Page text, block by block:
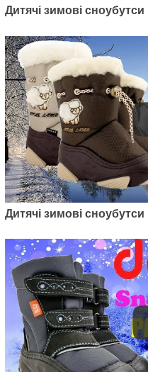
Дитячі зимові
Дитячі зимові